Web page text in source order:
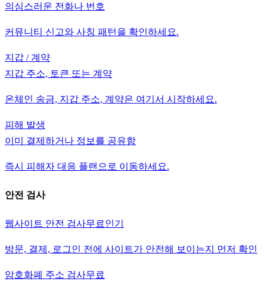
의심스러운 전화나 번호
커뮤니티 신고와 사칭 패턴을 확인하세요.
지갑 / 계약
지갑 주소, 토큰 또는 계약
온체인 송금, 지갑 주소, 계약은 여기서 시작하세요.
피해 발생
이미 결제하거나 정보를 공유함
즉시 피해자 대응 플랜으로 이동하세요.
안전 검사
웹사이트 안전 검사무료인기
방문, 결제, 로그인 전에 사이트가 안전해 보이는지 먼저 확인
암호화폐 주소 검사무료